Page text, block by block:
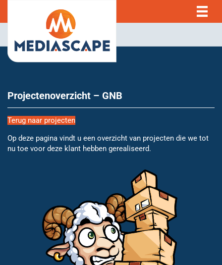
Projectenoverzicht – GNB
Terug naar projecten
Op deze pagina vindt u een overzicht van projecten die we tot
nu toe voor deze klant hebben gerealiseerd.